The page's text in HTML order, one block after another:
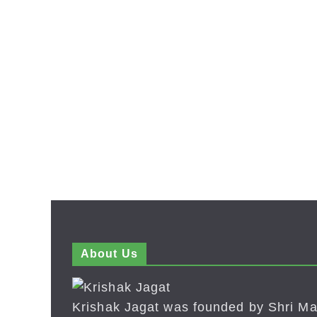
About Us
Krishak Jagat was founded by Shri